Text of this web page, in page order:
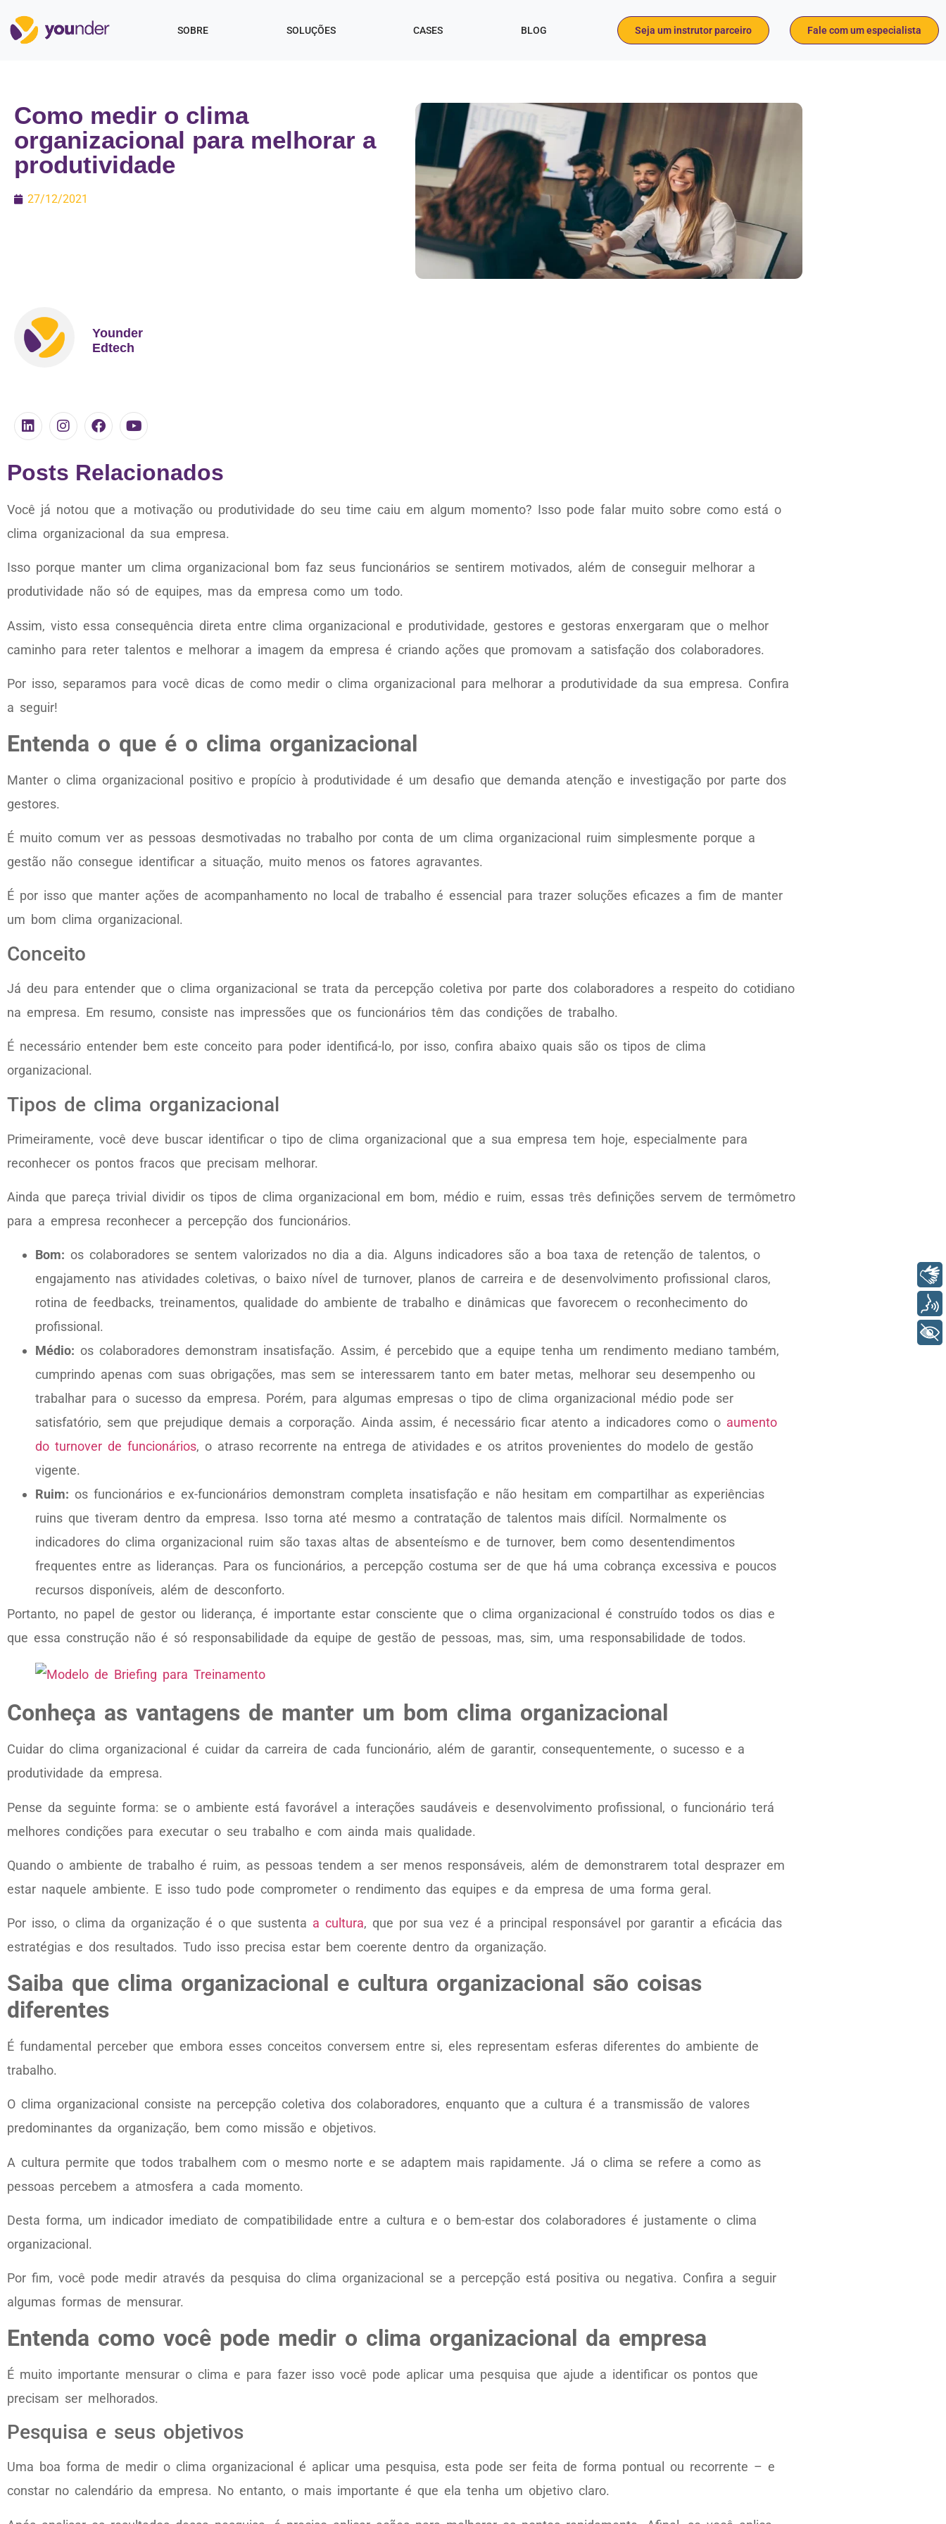
SOBRE SOLUÇÕES CASES BLOG Seja um instrutor parceiro Fale com um especialista
Como medir o clima
organizacional para melhorar a
produtividade
27/12/2021
Younder
Edtech
Posts Relacionados
Você já notou que a motivação ou produtividade do seu time caiu em algum momento? Isso pode falar muito sobre como está o
clima organizacional da sua empresa.
Isso porque manter um clima organizacional bom faz seus funcionários se sentirem motivados, além de conseguir melhorar a
produtividade não só de equipes, mas da empresa como um todo.
Assim, visto essa consequência direta entre clima organizacional e produtividade, gestores e gestoras enxergaram que o melhor
caminho para reter talentos e melhorar a imagem da empresa é criando ações que promovam a satisfação dos colaboradores.
Por isso, separamos para você dicas de como medir o clima organizacional para melhorar a produtividade da sua empresa. Confira
a seguir!
Entenda o que é o clima organizacional
Manter o clima organizacional positivo e propício à produtividade é um desafio que demanda atenção e investigação por parte dos
gestores.
É muito comum ver as pessoas desmotivadas no trabalho por conta de um clima organizacional ruim simplesmente porque a
gestão não consegue identificar a situação, muito menos os fatores agravantes.
É por isso que manter ações de acompanhamento no local de trabalho é essencial para trazer soluções eficazes a fim de manter
um bom clima organizacional.
Conceito
Já deu para entender que o clima organizacional se trata da percepção coletiva por parte dos colaboradores a respeito do cotidiano
na empresa. Em resumo, consiste nas impressões que os funcionários têm das condições de trabalho.
É necessário entender bem este conceito para poder identificá-lo, por isso, confira abaixo quais são os tipos de clima
organizacional.
Tipos de clima organizacional
Primeiramente, você deve buscar identificar o tipo de clima organizacional que a sua empresa tem hoje, especialmente para
reconhecer os pontos fracos que precisam melhorar.
Ainda que pareça trivial dividir os tipos de clima organizacional em bom, médio e ruim, essas três definições servem de termômetro
para a empresa reconhecer a percepção dos funcionários.
Bom: os colaboradores se sentem valorizados no dia a dia. Alguns indicadores são a boa taxa de retenção de talentos, o
engajamento nas atividades coletivas, o baixo nível de turnover, planos de carreira e de desenvolvimento profissional claros,
rotina de feedbacks, treinamentos, qualidade do ambiente de trabalho e dinâmicas que favorecem o reconhecimento do
profissional.
Médio: os colaboradores demonstram insatisfação. Assim, é percebido que a equipe tenha um rendimento mediano também,
cumprindo apenas com suas obrigações, mas sem se interessarem tanto em bater metas, melhorar seu desempenho ou
trabalhar para o sucesso da empresa. Porém, para algumas empresas o tipo de clima organizacional médio pode ser
satisfatório, sem que prejudique demais a corporação. Ainda assim, é necessário ficar atento a indicadores como o aumento
do turnover de funcionários, o atraso recorrente na entrega de atividades e os atritos provenientes do modelo de gestão
vigente.
Ruim: os funcionários e ex-funcionários demonstram completa insatisfação e não hesitam em compartilhar as experiências
ruins que tiveram dentro da empresa. Isso torna até mesmo a contratação de talentos mais difícil. Normalmente os
indicadores do clima organizacional ruim são taxas altas de absenteísmo e de turnover, bem como desentendimentos
frequentes entre as lideranças. Para os funcionários, a percepção costuma ser de que há uma cobrança excessiva e poucos
recursos disponíveis, além de desconforto.
Portanto, no papel de gestor ou liderança, é importante estar consciente que o clima organizacional é construído todos os dias e
que essa construção não é só responsabilidade da equipe de gestão de pessoas, mas, sim, uma responsabilidade de todos.
Conheça as vantagens de manter um bom clima organizacional
Cuidar do clima organizacional é cuidar da carreira de cada funcionário, além de garantir, consequentemente, o sucesso e a
produtividade da empresa.
Pense da seguinte forma: se o ambiente está favorável a interações saudáveis e desenvolvimento profissional, o funcionário terá
melhores condições para executar o seu trabalho e com ainda mais qualidade.
Quando o ambiente de trabalho é ruim, as pessoas tendem a ser menos responsáveis, além de demonstrarem total desprazer em
estar naquele ambiente. E isso tudo pode comprometer o rendimento das equipes e da empresa de uma forma geral.
Por isso, o clima da organização é o que sustenta a cultura, que por sua vez é a principal responsável por garantir a eficácia das
estratégias e dos resultados. Tudo isso precisa estar bem coerente dentro da organização.
Saiba que clima organizacional e cultura organizacional são coisas
diferentes
É fundamental perceber que embora esses conceitos conversem entre si, eles representam esferas diferentes do ambiente de
trabalho.
O clima organizacional consiste na percepção coletiva dos colaboradores, enquanto que a cultura é a transmissão de valores
predominantes da organização, bem como missão e objetivos.
A cultura permite que todos trabalhem com o mesmo norte e se adaptem mais rapidamente. Já o clima se refere a como as
pessoas percebem a atmosfera a cada momento.
Desta forma, um indicador imediato de compatibilidade entre a cultura e o bem-estar dos colaboradores é justamente o clima
organizacional.
Por fim, você pode medir através da pesquisa do clima organizacional se a percepção está positiva ou negativa. Confira a seguir
algumas formas de mensurar.
Entenda como você pode medir o clima organizacional da empresa
É muito importante mensurar o clima e para fazer isso você pode aplicar uma pesquisa que ajude a identificar os pontos que
precisam ser melhorados.
Pesquisa e seus objetivos
Uma boa forma de medir o clima organizacional é aplicar uma pesquisa, esta pode ser feita de forma pontual ou recorrente – e
constar no calendário da empresa. No entanto, o mais importante é que ela tenha um objetivo claro.